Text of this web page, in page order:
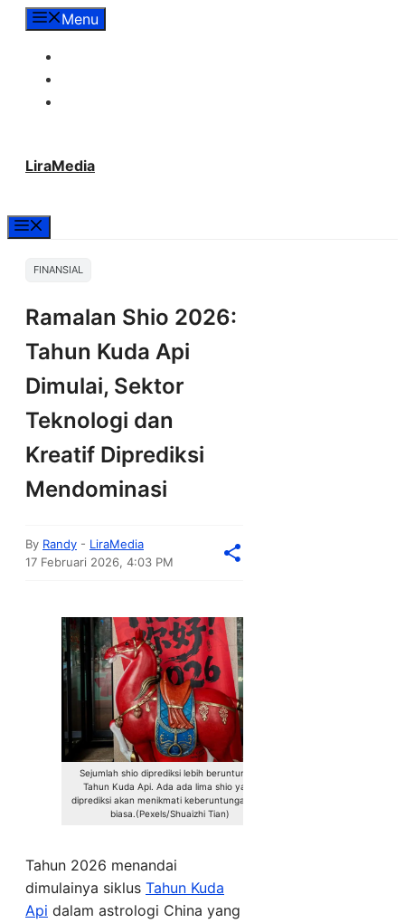
LangsungMenu
LiraMedia
FINANSIAL
Ramalan Shio 2026:
Tahun Kuda Api
Dimulai, Sektor
Teknologi dan
Kreatif Diprediksi
Mendominasi
By Randy - LiraMedia
17 Februari 2026, 4:03 PM
Sejumlah shio diprediksi lebih beruntung di
Tahun Kuda Api. Ada ada lima shio yang
diprediksi akan menikmati keberuntungan luar
biasa.(Pexels/Shuaizhi Tian)
Tahun 2026 menandai
dimulainya siklus Tahun Kuda
Api dalam astrologi China yang